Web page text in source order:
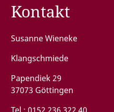
Kontakt
Susanne Wieneke
Klangschmiede
Papendiek 29
37073 Göttingen